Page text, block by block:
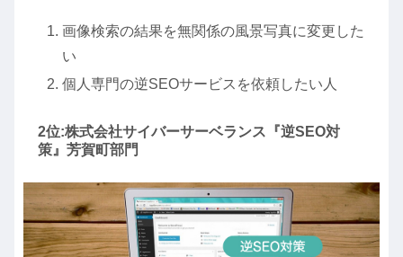
画像検索の結果を無関係の風景写真に変更した
い
個人専門の逆SEOサービスを依頼したい人
2位:株式会社サイバーサーベランス『逆SEO対
策』芳賀町部門